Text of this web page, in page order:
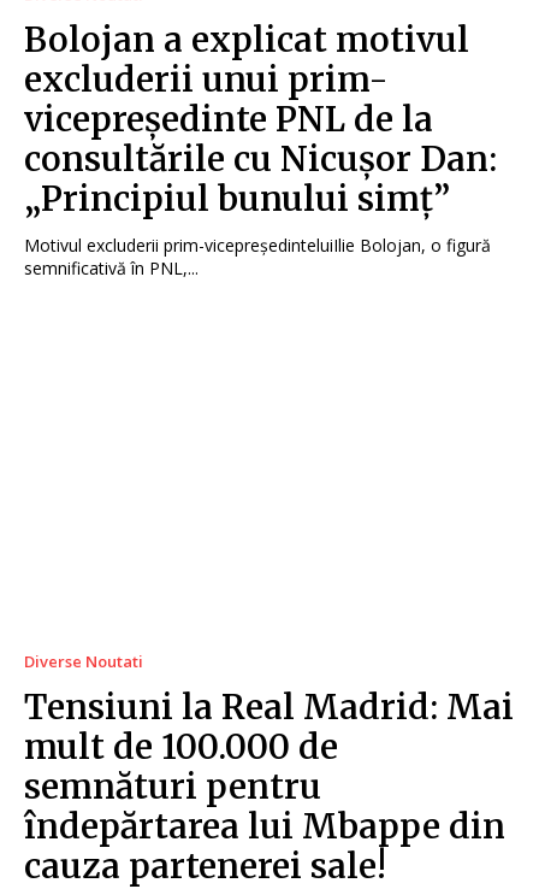
Bolojan a explicat motivul
excluderii unui prim-
vicepreședinte PNL de la
consultările cu Nicușor Dan:
„Principiul bunului simț”
Motivul excluderii prim-vicepreședinteluiIlie Bolojan, o figură
semnificativă în PNL,...
Diverse Noutati
Tensiuni la Real Madrid: Mai
mult de 100.000 de
semnături pentru
îndepărtarea lui Mbappe din
cauza partenerei sale!